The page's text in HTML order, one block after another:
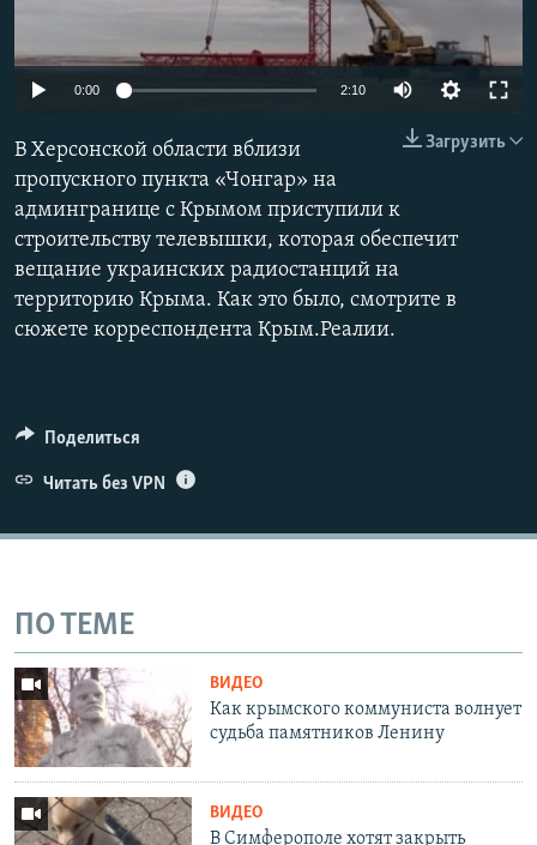
КРЫМ.НЕПОКОРЕННЫЙ
УКРАИНСКАЯ ПРОБЛЕМА КРЫМА
Все сайты RFE/RL
0:00 2:10
Загрузить
В Херсонской области вблизи
пропускного пункта «Чонгар» на
админгранице с Крымом приступили к
строительству телевышки, которая обеспечит
вещание украинских радиостанций на
территорию Крыма. Как это было, смотрите в
сюжете корреспондента Крым.Реалии.
Поделиться
Читать без VPN
ПО ТЕМЕ
ВИДЕО
Как крымского коммуниста волнует
судьба памятников Ленину
ВИДЕО
В Симферополе хотят закрыть